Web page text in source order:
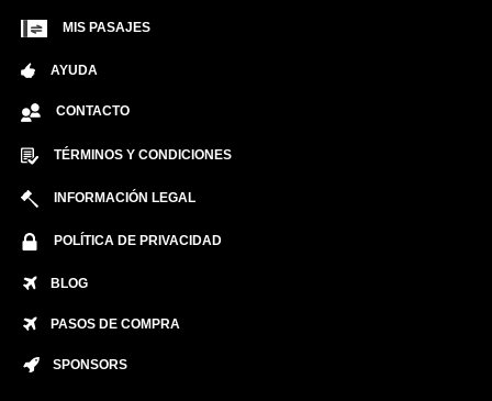
MIS PASAJES
AYUDA
CONTACTO
TÉRMINOS Y CONDICIONES
INFORMACIÓN LEGAL
POLÍTICA DE PRIVACIDAD
BLOG
PASOS DE COMPRA
SPONSORS